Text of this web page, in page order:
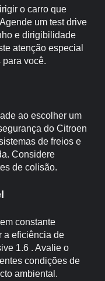
o carro que
um test drive
e dirigibilidade
atenção especial
você.
ao escolher um
do Citroen
de freios e
Considere
de colisão.
constante
a eficiência de
1.6 . Avalie o
condições de
ambiental.